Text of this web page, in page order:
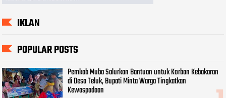
IKLAN
POPULAR POSTS
Pemkab Muba Salurkan Bantuan untuk Korban Kebakaran
di Desa Teluk, Bupati Minta Warga Tingkatkan
Kewaspadaan